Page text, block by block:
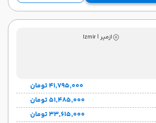
ازمیر | Izmir
۴۱٬۷۹۵٬۰۰۰ تومان
۵۱٬۴۸۵٬۰۰۰ تومان
۳۳٬۶۱۵٬۰۰۰ تومان